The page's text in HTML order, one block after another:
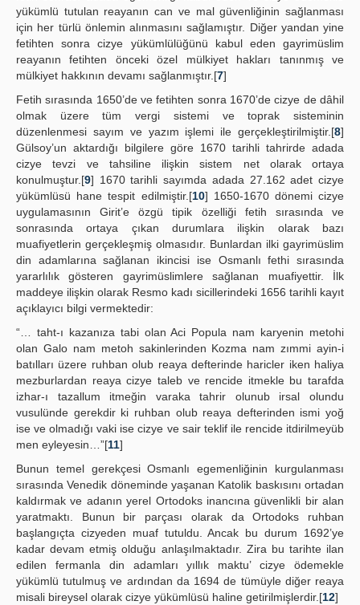
yükümlü tutulan reayanın can ve mal güvenliğinin sağlanması
için her türlü önlemin alınmasını sağlamıştır. Diğer yandan yine
fetihten sonra cizye yükümlülüğünü kabul eden gayrimüslim
reayanın fetihten önceki özel mülkiyet hakları tanınmış ve
mülkiyet hakkının devamı sağlanmıştır.[7]
Fetih sırasında 1650’de ve fetihten sonra 1670’de cizye de dâhil
olmak üzere tüm vergi sistemi ve toprak sisteminin
düzenlenmesi sayım ve yazım işlemi ile gerçekleştirilmiştir.[8]
Gülsoy’un aktardığı bilgilere göre 1670 tarihli tahrirde adada
cizye tevzi ve tahsiline ilişkin sistem net olarak ortaya
konulmuştur.[9] 1670 tarihli sayımda adada 27.162 adet cizye
yükümlüsü hane tespit edilmiştir.[10] 1650-1670 dönemi cizye
uygulamasının Girit’e özgü tipik özelliği fetih sırasında ve
sonrasında ortaya çıkan durumlara ilişkin olarak bazı
muafiyetlerin gerçekleşmiş olmasıdır. Bunlardan ilki gayrimüslim
din adamlarına sağlanan ikincisi ise Osmanlı fethi sırasında
yararlılık gösteren gayrimüslimlere sağlanan muafiyettir. İlk
maddeye ilişkin olarak Resmo kadı sicillerindeki 1656 tarihli kayıt
açıklayıcı bilgi vermektedir:
“… taht-ı kazanıza tabi olan Aci Popula nam karyenin metohi
olan Galo nam metoh sakinlerinden Kozma nam zımmi ayin-i
batılları üzere ruhban olub reaya defterinde haricler iken haliya
mezburlardan reaya cizye taleb ve rencide itmekle bu tarafda
izhar-ı tazallum itmeğin varaka tahrir olunub irsal olundu
vusulünde gerekdir ki ruhban olub reaya defterinden ismi yoğ
ise ve olmadığı vaki ise cizye ve sair teklif ile rencide itdirilmeyüb
men eyleyesin…”[11]
Bunun temel gerekçesi Osmanlı egemenliğinin kurgulanması
sırasında Venedik döneminde yaşanan Katolik baskısını ortadan
kaldırmak ve adanın yerel Ortodoks inancına güvenlikli bir alan
yaratmaktı. Bunun bir parçası olarak da Ortodoks ruhban
başlangıçta cizyeden muaf tutuldu. Ancak bu durum 1692’ye
kadar devam etmiş olduğu anlaşılmaktadır. Zira bu tarihte ilan
edilen fermanla din adamları yıllık maktu’ cizye ödemekle
yükümlü tutulmuş ve ardından da 1694 de tümüyle diğer reaya
misali bireysel olarak cizye yükümlüsü haline getirilmişlerdir.[12]